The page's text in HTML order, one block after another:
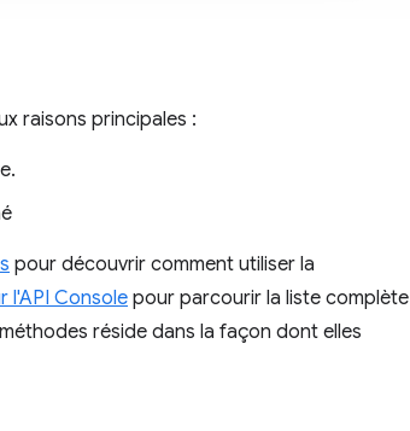
raisons principales :
pour découvrir comment utiliser la
l'API Consolepour parcourir la liste complète
réside dans la façon dont elles